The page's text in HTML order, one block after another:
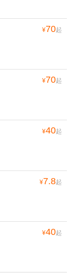
¥70起
¥70起
¥40起
¥7.8起
¥40起